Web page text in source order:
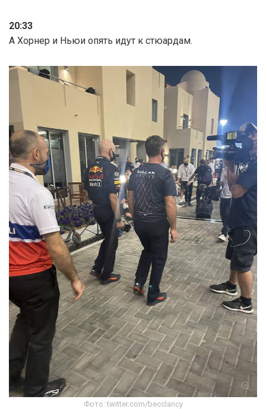
20:33
А Хорнер и Ньюи опять идут к стюардам.
Фото: twitter.com/becclancy